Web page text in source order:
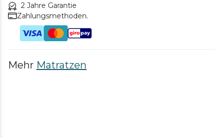
2 Jahre Garantie
Zahlungsmethoden.
Mehr Matratzen